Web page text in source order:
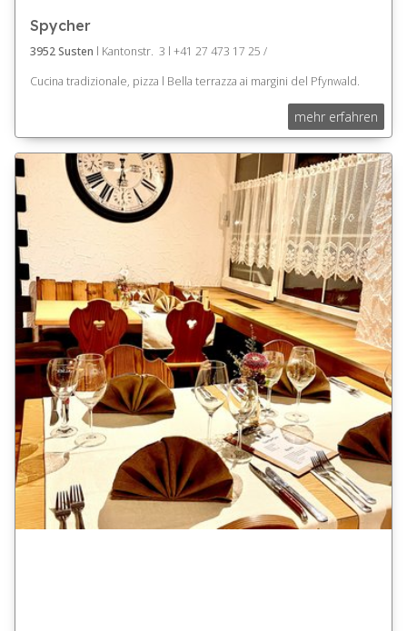
Spycher
3952 Susten l Kantonstr. 3 l +41 27 473 17 25 /
Cucina tradizionale, pizza l Bella terrazza ai margini del Pfynwald.
mehr erfahren